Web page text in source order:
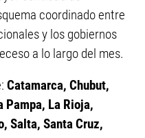
coordinado entre
y los gobiernos
a lo largo del mes.
Catamarca, Chubut,
Pampa, La Rioja,
Salta, Santa Cruz,